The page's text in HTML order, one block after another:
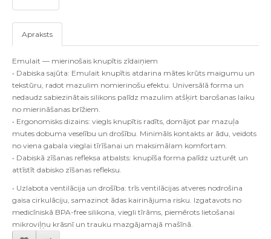
Apraksts
Emulait — mierinošais knupītis zīdaiņiem
• Dabiska sajūta: Emulait knupītis atdarina mātes krūts maigumu un
tekstūru, radot mazulim nomierinošu efektu. Universālā forma un
nedaudz sabiezinātais silikons palīdz mazulim atšķirt barošanas laiku
no mierināšanas brīžiem.
• Ergonomisks dizains: viegls knupītis radīts, domājot par mazuļa
mutes dobuma veselību un drošību. Minimāls kontakts ar ādu, veidots
no viena gabala vieglai tīrīšanai un maksimālam komfortam.
• Dabiskā zīšanas refleksa atbalsts: knupīša forma palīdz uzturēt un
attīstīt dabisko zīšanas refleksu.
• Uzlabota ventilācija un drošība: trīs ventilācijas atveres nodrošina
gaisa cirkulāciju, samazinot ādas kairinājuma risku. Izgatavots no
medicīniskā BPA-free silikona, viegli tīrāms, piemērots lietošanai
mikroviļņu krāsnī un trauku mazgājamajā mašīnā.